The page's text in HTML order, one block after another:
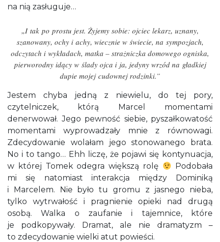
na nią zasługuje…
„I tak po prostu jest. Żyjemy sobie: ojciec lekarz, uznany,
szanowany, ochy i achy, wiecznie w świecie, na sympozjach,
odczytach i wykładach, matka – strażniczka domowego ogniska,
pierworodny idący w ślady ojca i ja, jedyny wrzód na gładkiej
dupie mojej cudownej rodzinki.”
Jestem chyba jedną z niewielu, do tej pory,
czytelniczek, którą Marcel momentami
denerwował. Jego pewność siebie, pyszałkowatość
momentami wyprowadzały mnie z równowagi.
Zdecydowanie wolałam jego stonowanego brata.
No i to tango… Ehh liczę, że pojawi się kontynuacja,
w której Tomek odegra większą rolę
Podobała
mi się natomiast interakcja między Dominiką
i Marcelem. Nie było tu gromu z jasnego nieba,
tylko wytrwałość i pragnienie opieki nad drugą
osobą. Walka o zaufanie i tajemnice, które
je podkopywały. Dramat, ale nie dramatyzm –
to zdecydowanie wielki atut powieści.